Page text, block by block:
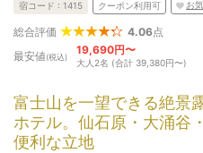
宿コード : 1415 クーポン利用可 お
総合評価 4.06点
最安値(税込)
19,690円〜
大人2名 (合計 39,380円〜)
富士山を一望できる絶景
ホテル。仙石原・大涌谷
便利な立地